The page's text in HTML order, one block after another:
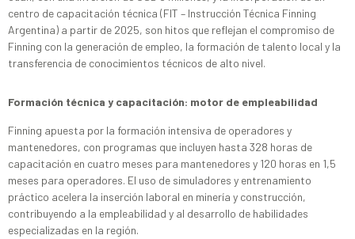
centro de capacitación técnica (FIT – Instrucción Técnica Finning
Argentina) a partir de 2025, son hitos que reflejan el compromiso de
Finning con la generación de empleo, la formación de talento local y la
transferencia de conocimientos técnicos de alto nivel.
Formación técnica y capacitación: motor de empleabilidad
Finning apuesta por la formación intensiva de operadores y
mantenedores, con programas que incluyen hasta 328 horas de
capacitación en cuatro meses para mantenedores y 120 horas en 1,5
meses para operadores. El uso de simuladores y entrenamiento
práctico acelera la inserción laboral en minería y construcción,
contribuyendo a la empleabilidad y al desarrollo de habilidades
especializadas en la región.